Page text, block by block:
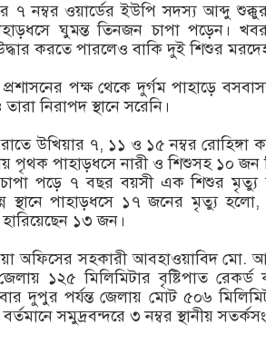
৭ নম্বর ওয়ার্ডের ইউপি সদস্য আব্দু
ঘুমন্ত তিনজন চাপা পড়েন। খবর
করতে পারলেও বাকি দুই শিশুর
পক্ষ থেকে দুর্গম পাহাড়ে
নিরাপদ স্থানে সরেনি।
উখিয়ার ৭, ১১ ও ১৫ নম্বর রোহিঙ্গা
পৃথক পাহাড়ধসে নারী ও শিশুসহ ১০
পড়ে ৭ বছর বয়সী এক শিশুর মৃত্যু
স্থানে পাহাড়ধসে ১৭ জনের মৃত্যু হলো,
হারিয়েছেন ১৩ জন।
অফিসের সহকারী আবহাওয়াবিদ মো.
১২৫ মিলিমিটার বৃষ্টিপাত
দুপুর পর্যন্ত জেলায় মোট ৫০৬
সমুদ্রবন্দরে ৩ নম্বর স্থানীয়